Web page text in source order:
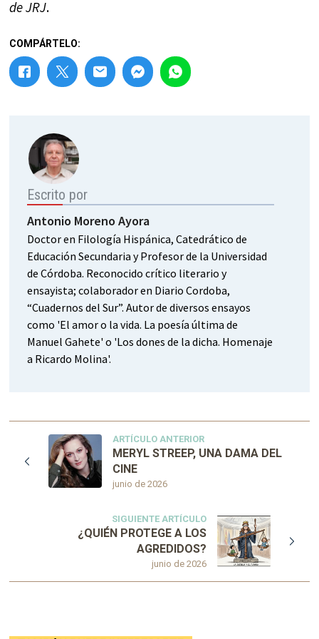
de JRJ.
COMPÁRTELO:
Escrito por
Antonio Moreno Ayora
Doctor en Filología Hispánica, Catedrático de
Educación Secundaria y Profesor de la Universidad
de Córdoba. Reconocido crítico literario y
ensayista; colaborador en Diario Cordoba,
“Cuadernos del Sur”. Autor de diversos ensayos
como 'El amor o la vida. La poesía última de
Manuel Gahete' o 'Los dones de la dicha. Homenaje
a Ricardo Molina'.
ARTÍCULO ANTERIOR
junio de 2026
MERYL STREEP, UNA DAMA DEL
CINE
SIGUIENTE ARTÍCULO
junio de 2026
¿QUIÉN PROTEGE A LOS
AGREDIDOS?